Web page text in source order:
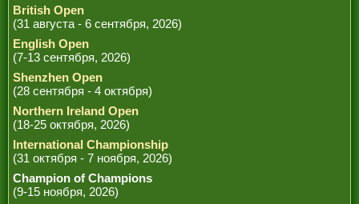
British Open
(31 августа - 6 сентября, 2026)
English Open
(7-13 сентября, 2026)
Shenzhen Open
(28 сентября - 4 октября)
Northern Ireland Open
(18-25 октября, 2026)
International Championship
(31 октября - 7 ноября, 2026)
Champion of Champions
(9-15 ноября, 2026)